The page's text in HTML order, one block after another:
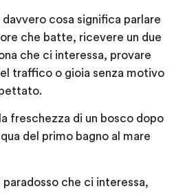
cosa significa parlare
che batte, ricevere un due
che ci interessa, provare
traffico o gioia senza motivo
freschezza di un bosco dopo
del primo bagno al mare
che ci interessa,